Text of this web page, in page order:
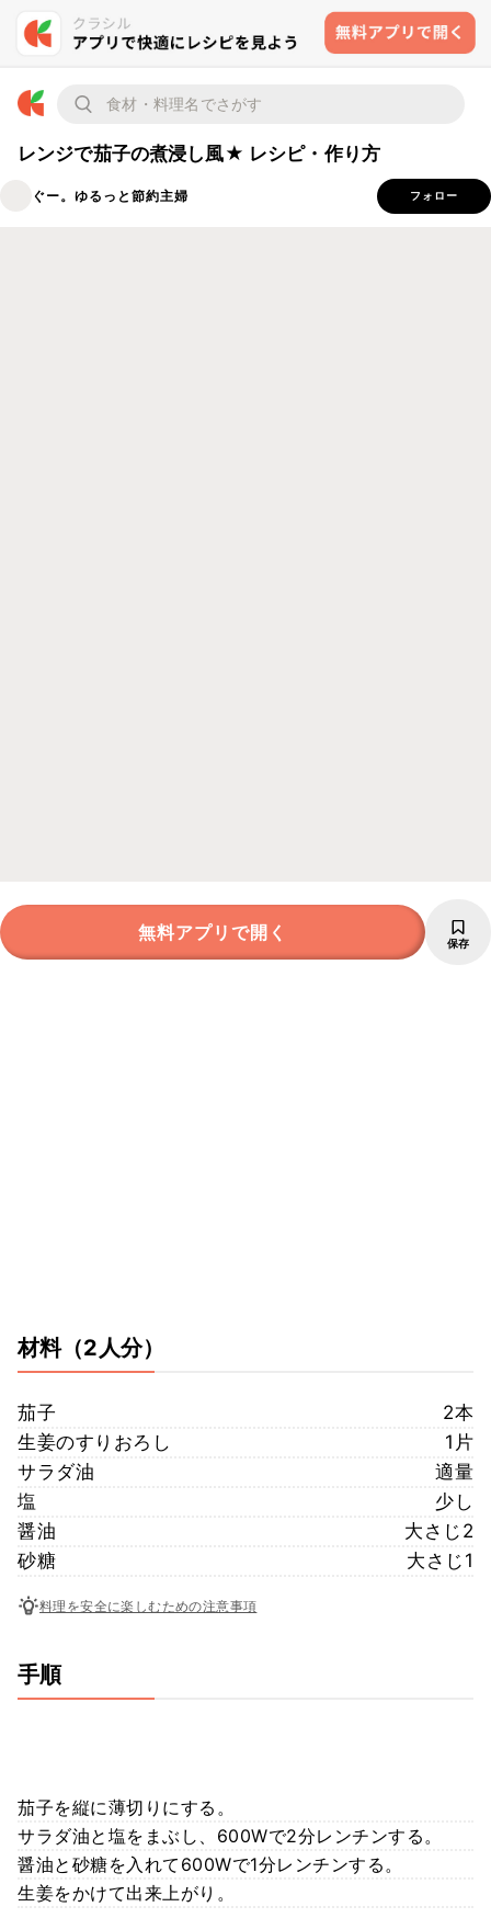
レンジで茄子の煮浸し風★ レシピ・作り方
ぐー。ゆるっと節約主婦 フォロー
無料アプリで開く 保存
材料（2人分）
茄子
2本
生姜のすりおろし
1片
サラダ油
適量
塩
少し
醤油
大さじ2
砂糖
大さじ1
料理を安全に楽しむための注意事項
手順
茄子を縦に薄切りにする。
サラダ油と塩をまぶし、600Wで2分レンチンする。
醤油と砂糖を入れて600Wで1分レンチンする。
生姜をかけて出来上がり。